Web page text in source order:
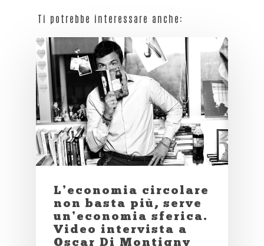
Ti potrebbe interessare anche:
L’economia circolare
non basta più, serve
un’economia sferica.
Video intervista a
Oscar Di Montigny